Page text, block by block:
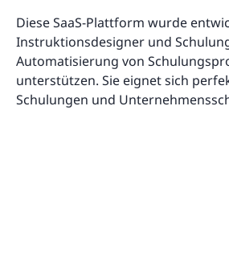
Diese SaaS-Plattform wurde
Instruktionsdesigner und
Automatisierung von
unterstützen. Sie eignet sich
Schulungen und